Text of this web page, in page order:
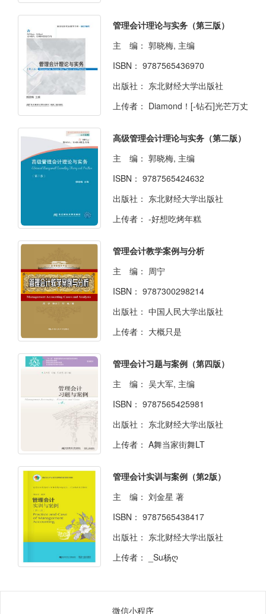
管理会计理论与实务（第三版）
主 编： 郭晓梅, 主编
ISBN： 9787565436970
出版社： 东北财经大学出版社
上传者： Diamond！[-钻石]光芒万丈
高级管理会计理论与实务（第二版）
主 编： 郭晓梅, 主编
ISBN： 9787565424632
出版社： 东北财经大学出版社
上传者： -好想吃烤年糕
管理会计教学案例与分析
主 编： 周宁
ISBN： 9787300298214
出版社： 中国人民大学出版社
上传者： 大概只是
管理会计习题与案例（第四版）
主 编： 吴大军, 主编
ISBN： 9787565425981
出版社： 东北财经大学出版社
上传者： A舞当家街舞LT
管理会计实训与案例（第2版）
主 编： 刘金星 著
ISBN： 9787565438417
出版社： 东北财经大学出版社
上传者：
_Su杨ღ
微信小程序